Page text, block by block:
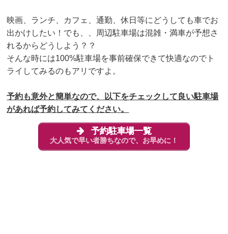
映画、ランチ、カフェ、通勤、休日等にどうしても車でお
出かけしたい！でも、、周辺駐車場は混雑・満車が予想さ
れるからどうしよう？？
そんな時には100%駐車場を事前確保できて快適なのでト
ライしてみるのもアリですよ。
予約も意外と簡単なので、以下をチェックして良い駐車場
があれば予約してみてください。
予約駐車場一覧
大人気で早い者勝ちなので、お早めに！